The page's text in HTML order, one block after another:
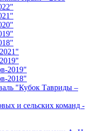
2019"
2018"
"Кубок Тавриды –
и сельских команд -